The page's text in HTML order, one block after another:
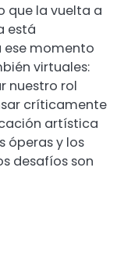
que la vuelta a
está
momento
virtuales:
nuestro rol
críticamente
artística
óperas y los
desafíos son